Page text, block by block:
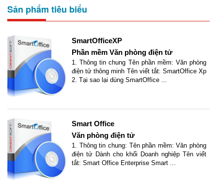
Sản phẩm tiêu biểu
SmartOfficeXP
Phần mềm Văn phòng điện tử
1. Thông tin chung Tên phần mềm: Văn phòng
điện tử thông minh Tên viết tắt: SmartOffice Xp
2. Tại sao lại dùng SmartOffice ...
Smart Office
Văn phòng điện tử
1. Thông tin chung: Tên phần mềm: Văn phòng
điện tử Dành cho khối Doanh nghiệp Tên viết
tắt: Smart Office Enterprise Smart ...